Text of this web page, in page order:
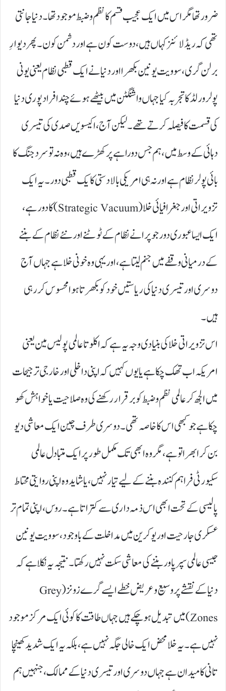
ضرور تھا مگر اس میں ایک عجیب قسم کا نظم و ضبط موجود تھا۔ دنیا جانتی
تھی کہ ریڈ لائنز کہاں ہیں، دوست کون ہے اور دشمن کون۔ پھر دیوارِ
برلن گری، سوویت یونین بکھرا اور دنیا نے ایک قطبی نظام یعنی یونی
پولر ورلڈ کا تجربہ کیا جہاں واشنگٹن میں بیٹھے ہوئے چند افراد پوری دنیا
کی قسمت کا فیصلہ کرتے تھے۔ لیکن آج، اکیسویں صدی کی تیسری
دہائی کے وسط میں، ہم جس دوراہے پر کھڑے ہیں، وہ نہ تو سرد جنگ کا
بائی پولر نظام ہے اور نہ ہی امریکی بالادستی کا یک قطبی دور۔ یہ ایک
تزویراتی اور جغرافیائی خلا (Strategic Vacuum)کا دور ہے،
ایک ایسا عبوری دور جو پرانے نظام کے ٹوٹنے اور نئے نظام کے بننے
کے درمیانی وقفے میں جنم لیتا ہے، اور یہی وہ خونی خلا ہے جہاں آج
دوسری اور تیسری دنیا کی ریاستیں خود کو بکھرتا ہوا محسوس کر رہی
ہیں۔
اس تزویراتی خلا کی بنیادی وجہ یہ ہے کہ اکلوتا عالمی پولیس مین یعنی
امریکہ اب تھک چکا ہے یا یوں کہیں کہ اپنی داخلی اور خارجی ترجیحات
میں الجھ کر عالمی نظم و ضبط کو برقرار رکھنے کی وہ صلاحیت یا خواہش کھو
چکا ہے جو کبھی اس کا خاصہ تھی۔ دوسری طرف چین ایک معاشی دیو
بن کر ابھرا تو ہے، مگر وہ ابھی تک مکمل طور پر ایک متبادل عالمی
سکیورٹی فراہم کنندہ بننے کے لیے تیار نہیں، یا شاید وہ اپنی روایتی محتاط
پالیسی کے تحت ابھی اس ذمہ داری سے کتراتا ہے۔ روس، اپنی تمام تر
عسکری جارحیت اور یوکرین میں مداخلت کے باوجود، سوویت یونین
جیسی عالمی سپر پاور بننے کی معاشی سکت نہیں رکھتا۔ نتیجہ یہ نکلا ہے کہ
دنیا کے نقشے پر وسیع و عریض خطے ایسے گرے زونز (Grey
Zones)میں تبدیل ہو چکے ہیں جہاں طاقت کا کوئی ایک مرکز موجود
نہیں ہے۔ یہ خلا محض ایک خالی جگہ نہیں ہے، بلکہ یہ ایک شدید کھینچا
تانی کا میدان ہے جہاں دوسری اور تیسری دنیا کے ممالک،جنہیں ہم